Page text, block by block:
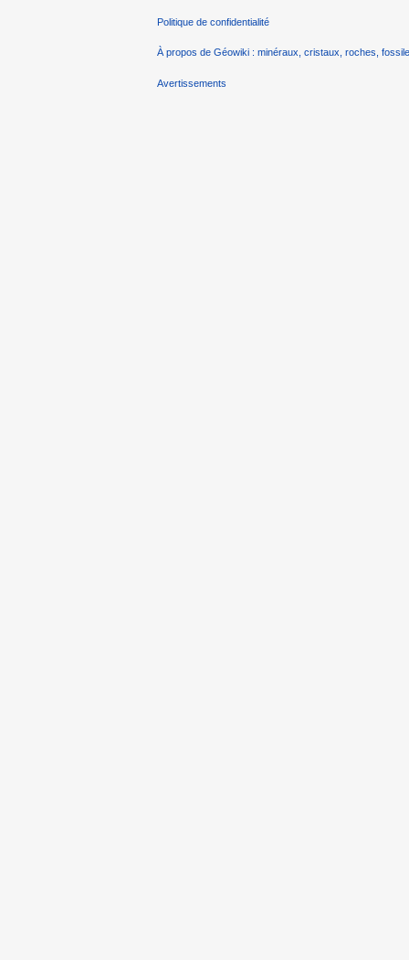
Politique de confidentialité
À propos de Géowiki : minéraux, cristaux, roches,
Avertissements